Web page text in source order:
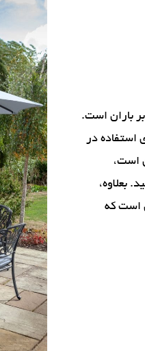
باران است.
استفاده در
است،
بعلاوه،
است که